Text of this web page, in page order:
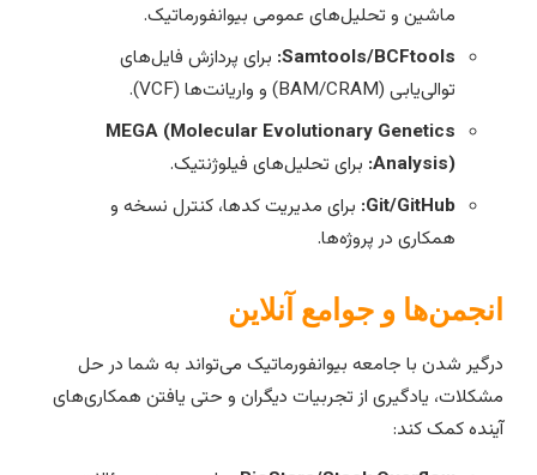
ماشین و تحلیل‌های عمومی بیوانفورماتیک.
Samtools/BCFtools:برای پردازش فایل‌های
توالی‌یابی (BAM/CRAM) و واریانت‌ها (VCF).
MEGA (Molecular Evolutionary Genetics
Analysis):برای تحلیل‌های فیلوژنتیک.
Git/GitHub:برای مدیریت کدها، کنترل نسخه و
همکاری در پروژه‌ها.
و جوامع آنلاین
شدن با جامعه بیوانفورماتیک می‌تواند به شما در حل
یادگیری از تجربیات دیگران و حتی یافتن همکاری‌های
کمک کند: